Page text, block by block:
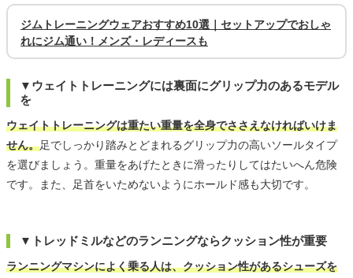
ジムトレーニングウェアおすすめ10選｜セットアップでおしゃ
れにジム通い！メンズ・レディースも
▼ウェイトトレーニングには裏面にグリップ力のあるモデル
を
ウェイトトレーニングは重たい重量を全身でささえなければいけま
せん。足でしっかり踏みとどまれるグリップ力の高いソールタイプ
を選びましょう。重量をあげたときに滑ったりしてはたいへん危険
です。また、足首をいためないようにホールド感も大切です。
▼トレッドミルなどのランニングならクッション性が重要
ランニングマシンによく乗る人は、クッション性があるシューズを